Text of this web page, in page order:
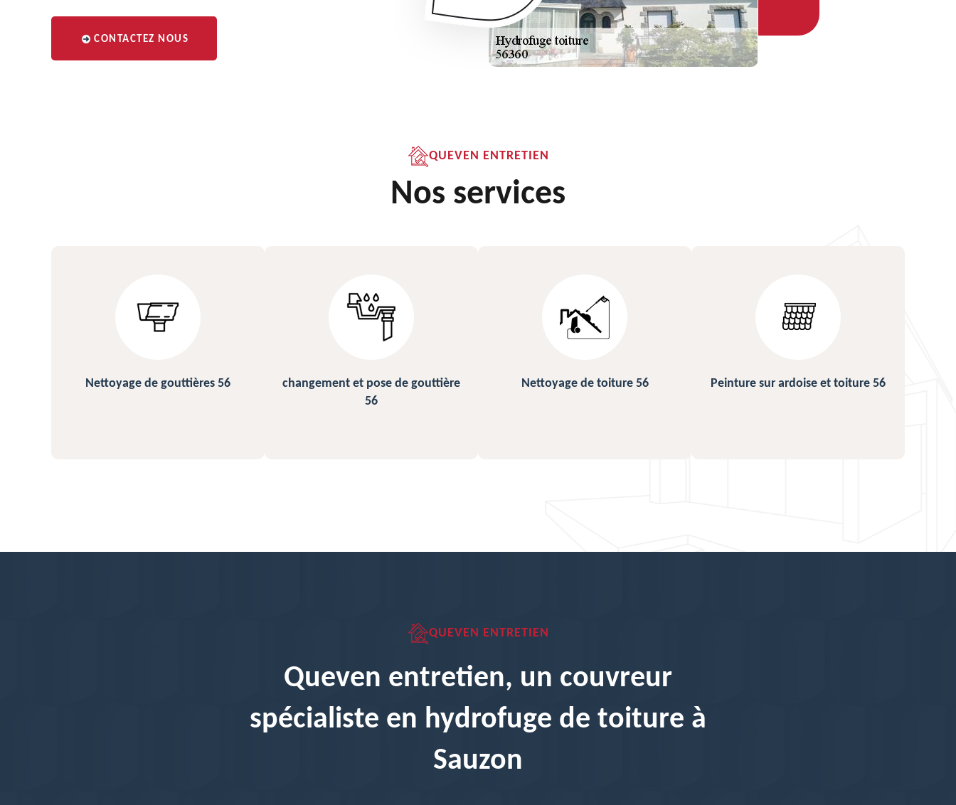
CONTACTEZ NOUS
QUEVEN ENTRETIEN
Nos services
changement et pose de gouttière
Nettoyage de toiture 56 Peinture sur ardoise et toiture 56 Urgence fuite de toiture 56
QUEVEN ENTRETIEN
Queven entretien, un couvreur
spécialiste en hydrofuge de toiture à
Sauzon